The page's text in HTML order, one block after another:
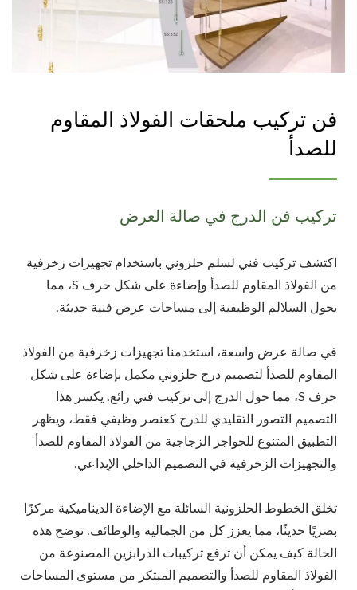
فن تركيب ملحقات الفولاذ المقاوم
للصدأ
تركيب فن الدرج في صالة العرض
اكتشف تركيب فني لسلم حلزوني باستخدام تجهيزات زخرفية
من الفولاذ المقاوم للصدأ وإضاءة على شكل حرف S، مما
يحول السلالم الوظيفية إلى مساحات عرض فنية حديثة.
في صالة عرض واسعة، استخدمنا تجهيزات زخرفية من الفولاذ
المقاوم للصدأ لتصميم درج حلزوني مكمل بإضاءة على شكل
حرف S، مما حول الدرج إلى تركيب فني رائع. يكسر هذا
التصميم التصور التقليدي للدرج كعنصر وظيفي فقط، ويظهر
التطبيق المتنوع للحواجز الزجاجية من الفولاذ المقاوم للصدأ
والتجهيزات الزخرفية في التصميم الداخلي الإبداعي.
تخلق الخطوط الحلزونية السائلة مع الإضاءة الديناميكية مركزًا
بصريًا حديثًا، مما يعزز كل من الجمالية والوظائف. توضح هذه
الحالة كيف يمكن أن ترفع تركيبات الدرابزين المصنوعة من
الفولاذ المقاوم للصدأ والتصميم المبتكر من مستوى المساحات